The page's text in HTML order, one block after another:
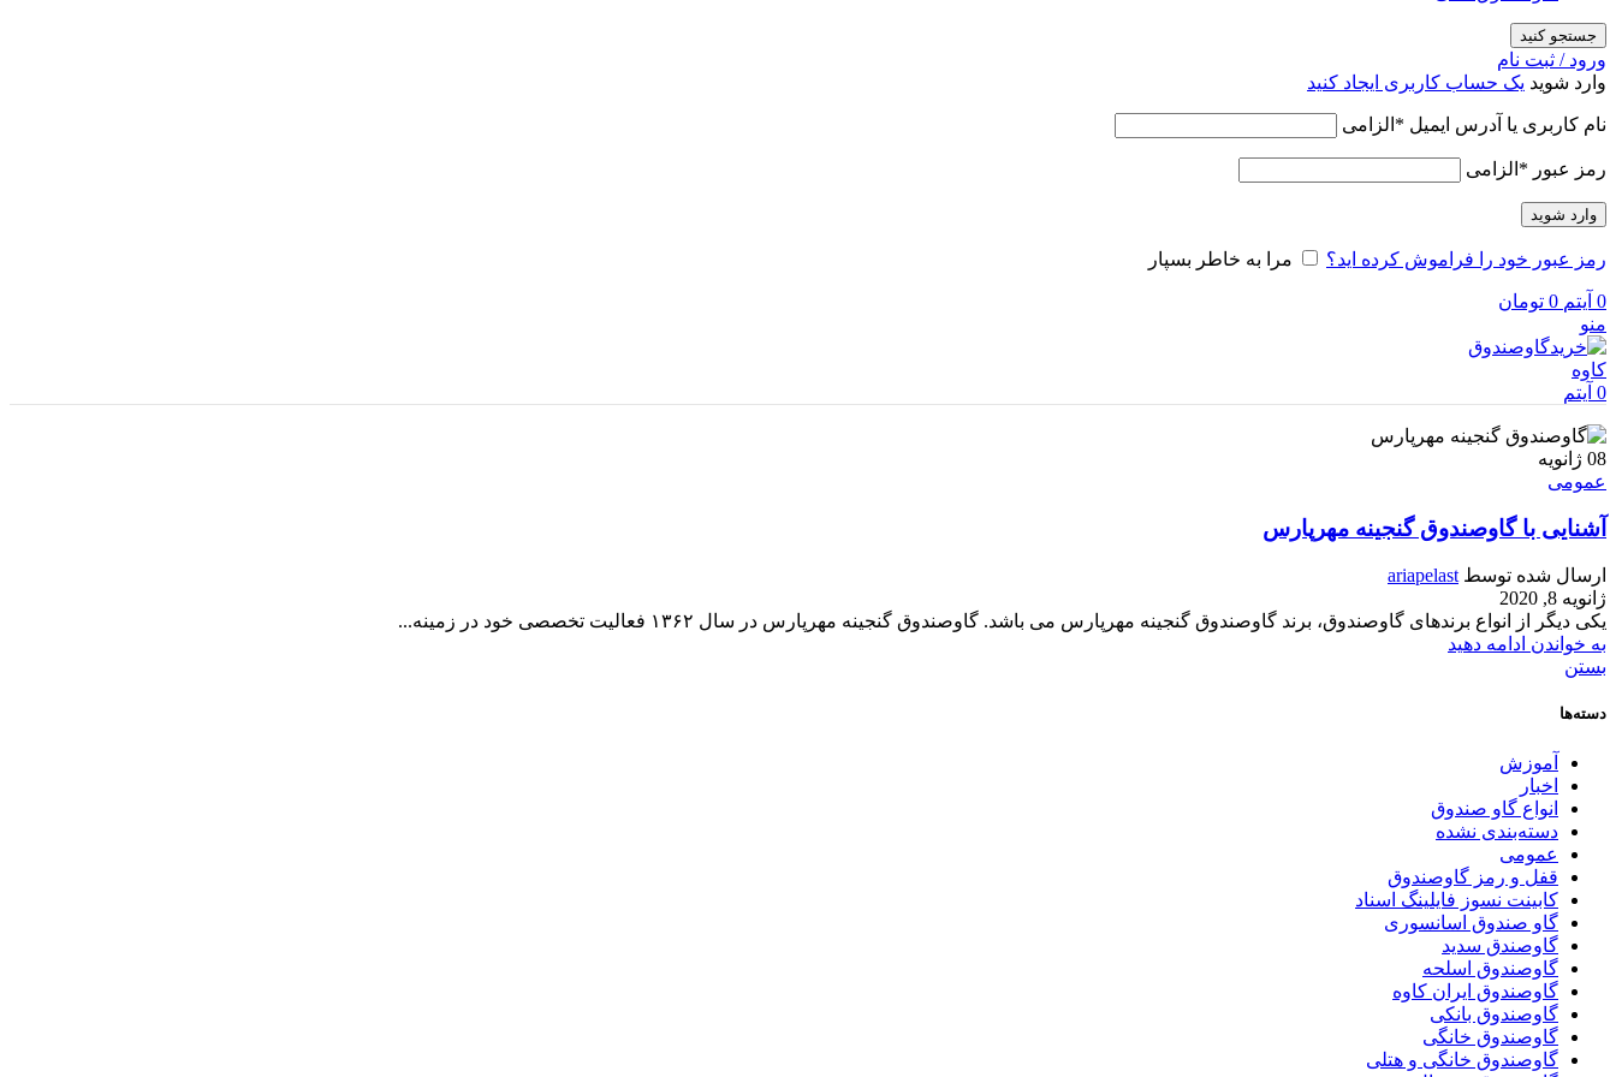
جستجو کنید
ورود / ثبت نام
وارد شوید یک حساب کاربری ایجاد کنید
نام کاربری یا آدرس ایمیل * الزامی
رمز عبور * الزامی
وارد شوید
رمز عبور خود را فراموش کرده اید؟ مرا به خاطر بسپار
0 آیتم 0 تومان
منو
0 آیتم
08 ژانویه
عمومی
آشنایی با گاوصندوق گنجینه مهرپارس
ارسال شده توسط ariapelast
ژانویه 8, 2020
یکی دیگر از انواع برندهای گاوصندوق، برند گاوصندوق گنجینه مهرپارس می باشد. گاوصندوق گنجینه مهرپارس در سال ۱۳۶۲ فعالیت تخصصی خود در زمینه...
به خواندن ادامه دهید
بستن
دسته‌ها
آموزش
اخبار
انواع گاو صندوق
دسته‌بندی نشده
عمومی
قفل و رمز گاوصندوق
کابینت نسوز فایلینگ اسناد
گاو صندوق اسانسوری
گاوصندق سدید
گاوصندوق اسلحه
گاوصندوق ایران کاوه
گاوصندوق بانکی
گاوصندوق خانگی
گاوصندوق خانگی و هتلی